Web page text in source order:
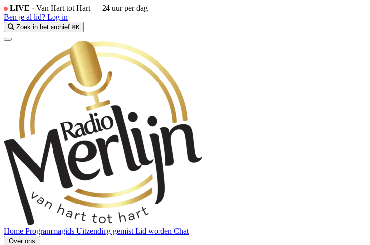
LIVE · Van Hart tot Hart — 24 uur per dag
Ben je al lid? Log in
Zoek in het archief ⌘K
Home Programmagids Uitzending gemist Lid worden Chat
Over ons